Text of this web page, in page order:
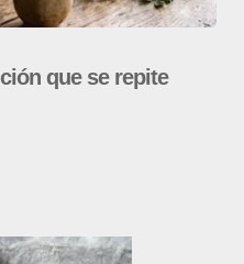
que se repite